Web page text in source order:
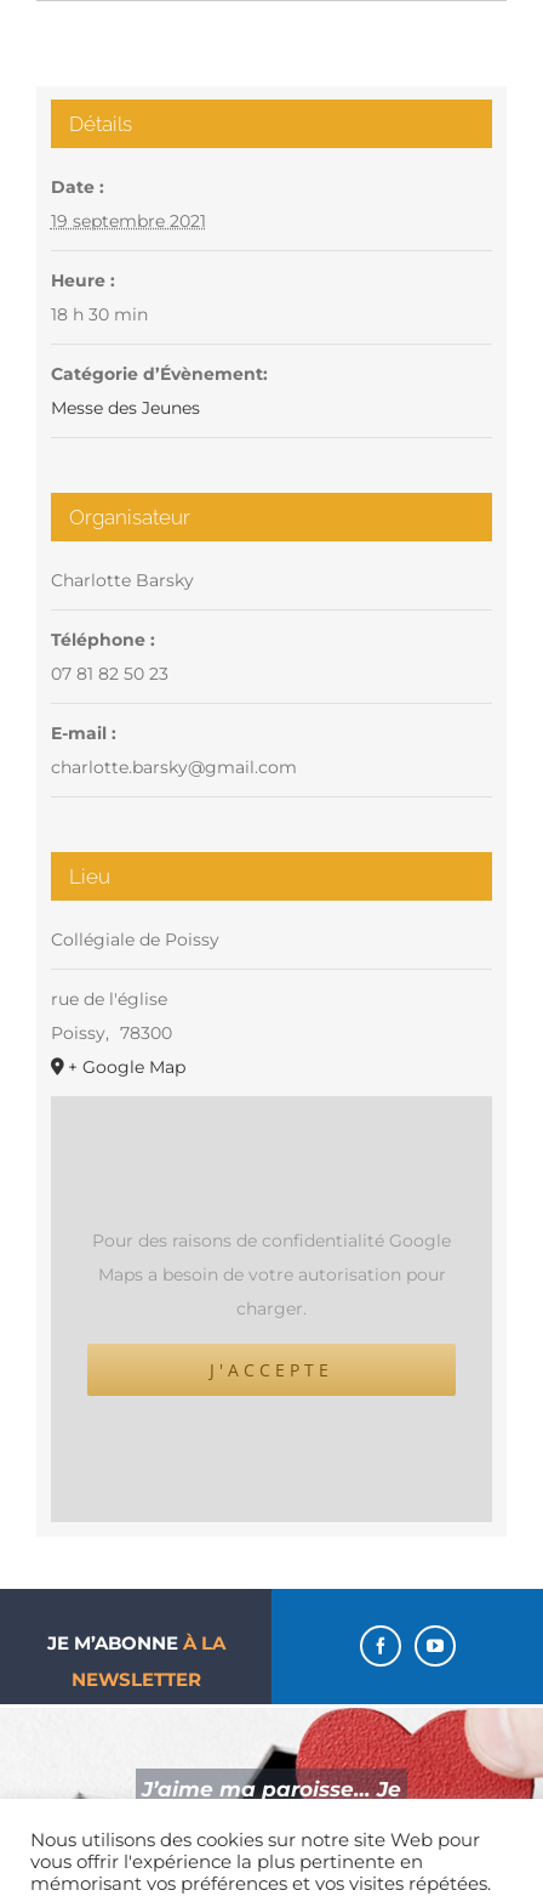
Détails
Date :
19 septembre 2021
Heure :
18 h 30 min
Catégorie d’Évènement:
Messe des Jeunes
Organisateur
Charlotte Barsky
Téléphone :
07 81 82 50 23
E-mail :
charlotte.barsky@gmail.com
Lieu
Collégiale de Poissy
rue de l'église
Poissy, 78300
+ Google Map
Pour des raisons de confidentialité Google
Maps a besoin de votre autorisation pour
charger.
J'ACCEPTE
JE M’ABONNE À LA
NEWSLETTER
J’aime ma paroisse… Je
donne !
Nous utilisons des cookies sur notre site Web pour
vous offrir l'expérience la plus pertinente en
mémorisant vos préférences et vos visites répétées.